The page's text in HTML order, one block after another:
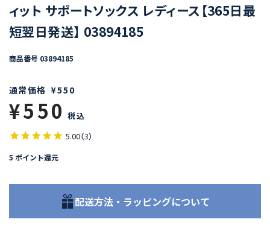
ィット サポートソックス レディース【365日最
短翌日発送】 03894185
商品番号 03894185
通常価格 ¥550
¥550 税込
5.00（3）
5 ポイント還元
配送方法・ラッピングについて